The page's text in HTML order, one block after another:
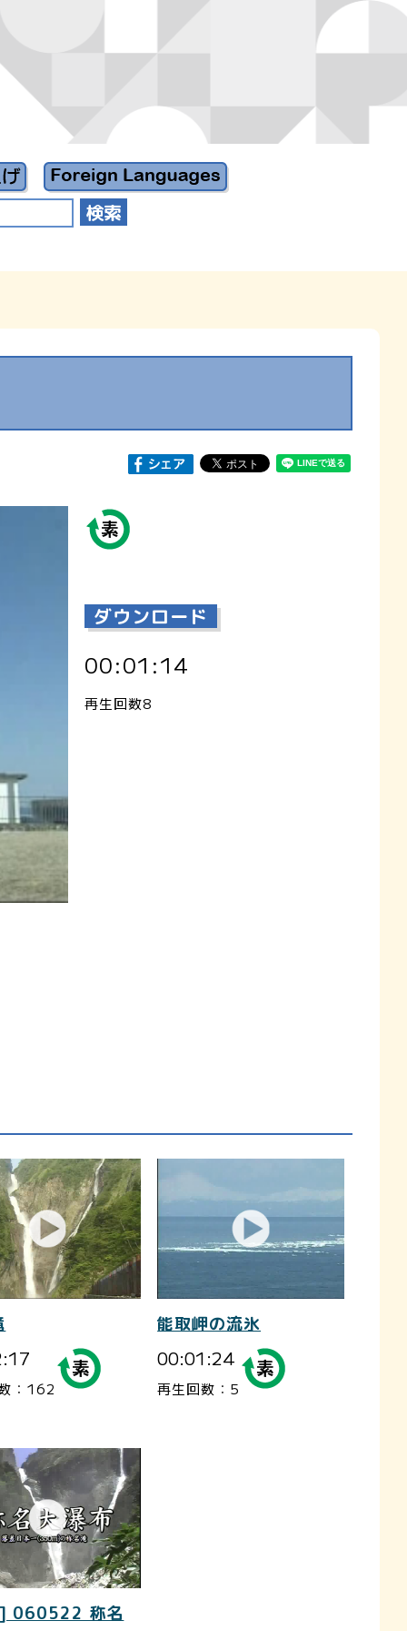
ダウンロード
00:01:14
再生回数8
：162
能取岬の流氷
00:01:24
再生回数：5
060522 称名